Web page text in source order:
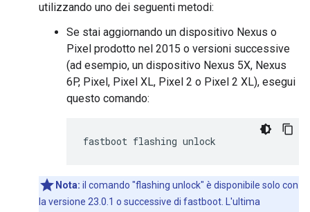
utilizzando uno dei seguenti metodi:
Se stai aggiornando un dispositivo Nexus o
Pixel prodotto nel 2015 o versioni successive
(ad esempio, un dispositivo Nexus 5X, Nexus
6P, Pixel, Pixel XL, Pixel 2 o Pixel 2 XL), esegui
questo comando:
Nota: il comando "flashing unlock" è disponibile solo con
la versione 23.0.1 o successive di fastboot. L'ultima